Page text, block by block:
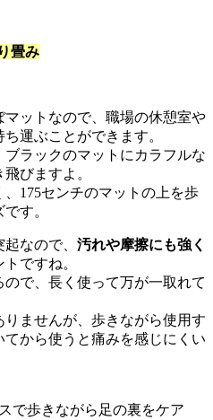
畳み
マットなので、職場の休憩室や
運ぶことができます。
ラックのマットにカラフルな
びますよ。
175センチのマットの上を歩
す。
なので、 汚れや摩擦にも強く
ですね。
で、長く使って万が一取れて
ませんが、歩きながら使用す
から使うと痛みを感じにくい
で歩きながら足の裏をケア